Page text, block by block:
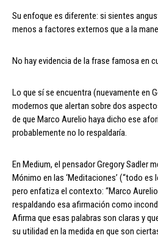
Su enfoque es diferente: si sientes
menos a factores externos que a la
No hay evidencia de la frase famosa en
Lo que sí se encuentra (nuevamente en
modernos que alertan sobre dos
de que Marco Aurelio haya dicho ese
probablemente no lo respaldaría.
En Medium, el pensador Gregory Sadler
Mónimo en las ‘Meditaciones’ (“todo es
pero enfatiza el contexto: “Marco
respaldando esa afirmación como
Afirma que esas palabras son claras y
su utilidad en la medida en que son